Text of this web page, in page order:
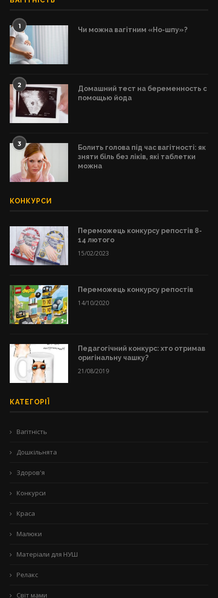
1 Чи можна вагітним «Но-шпу»?
2
Домашний тест на беременность с
помощью йода
3
Болить голова під час вагітності: як
зняти біль без ліків, які таблетки
можна
КОНКУРСИ
Переможець конкурсу репостів 8-
14 лютого
15/02/2023
Переможець конкурсу репостів
14/10/2020
Педагогічний конкурс: хто отримав
оригінальну чашку?
21/08/2019
КАТЕГОРІЇ
Вагітність
Дошкільнята
Здоров'я
Конкурси
Краса
Малюки
Матеріали для НУШ
Релакс
Світ мами